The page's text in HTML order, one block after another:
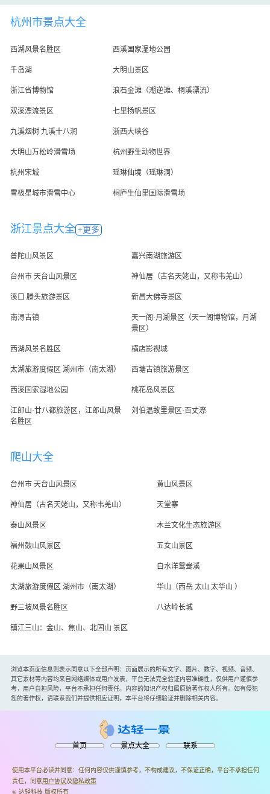
杭州市景点大全
西湖风景名胜区 西溪国家湿地公园
千岛湖 大明山景区
浙江省博物馆 浪石金滩（潮逆滩、桐溪漂流）
双溪漂流景区 七里扬帆景区
九溪烟树 九溪十八涧 浙西大峡谷
大明山万松岭滑雪场 杭州野生动物世界
杭州宋城 瑶琳仙境（瑶琳洞）
雪极星城市滑雪中心 桐庐生仙里国际滑雪场
浙江景点大全 +更多
普陀山风景区 嘉兴南湖旅游区
台州市 天台山风景区 神仙居（古名天姥山，又称韦羌山）
溪口 滕头旅游景区 新昌大佛寺景区
南浔古镇
天一阁·月湖景区（天一阁博物馆，月湖
景区）
西湖风景名胜区 横店影视城
太湖旅游度假区 湖州市（南太湖） 西塘古镇旅游景区
西溪国家湿地公园 桃花岛风景区
江郎山·廿八都旅游区，江郎山风景
名胜区
刘伯温故里景区·百丈漈
爬山大全
台州市 天台山风景区 黄山风景区
神仙居（古名天姥山，又称韦羌山） 天堂寨
泰山风景区 木兰文化生态旅游区
福州鼓山风景区 五女山景区
花果山风景区 白水洋鸳鸯溪
太湖旅游度假区 湖州市（南太湖） 华山（西岳 太山 太华山 ）
野三坡风景名胜区 八达岭长城
镇江三山：金山、焦山、北固山 景区
浏览本页面信息则表示同意以下全部声明：页面展示的所有文字、图片、数字、视频、音频、
其它素材等内容均来自网络媒体或用户发表，平台无法完全验证内容准确性，仅供用户谨慎参
考，用户自担风险，平台不承担任何责任。内容的知识产权归属原始著作权人所有。如有侵犯
您的著作权，请联系我们并提供相应证明，本平台将仔细验证并删除相关内容。
首页 景点大全 联系
使用本平台必读并同意：任何内容仅供谨慎参考，不构成建议，不保证正确，平台不承担任何
责任，同意用户协议及 隐私政策
© 达轻科技 版权所有